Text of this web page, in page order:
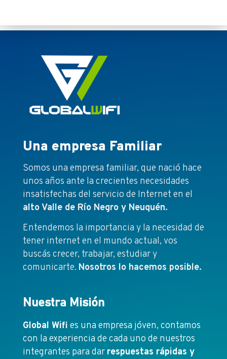
Una empresa Familiar
Somos una empresa familiar, que nació hace
unos años ante la crecientes necesidades
insatisfechas del servicio de Internet en el
alto Valle de Río Negro y Neuquén.
Entendemos la importancia y la necesidad de
tener internet en el mundo actual, vos
buscás crecer, trabajar, estudiar y
comunicarte. Nosotros lo hacemos posible.
Nuestra Misión
Global Wifi es una empresa jóven, contamos
con la experiencia de cada uno de nuestros
integrantes para dar respuestas rápidas y